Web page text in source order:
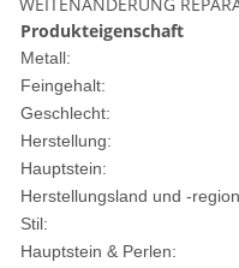
Produkteigenschaft
Metall:
Feingehalt:
Geschlecht:
Herstellung:
Hauptstein:
Herstellungsland und -
Stil:
Hauptstein & Perlen: